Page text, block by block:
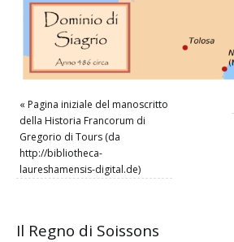
« Pagina iniziale del manoscritto
della Historia Francorum di
Gregorio di Tours (da
http://bibliotheca-
laureshamensis-digital.de)
Il Regno di Soissons